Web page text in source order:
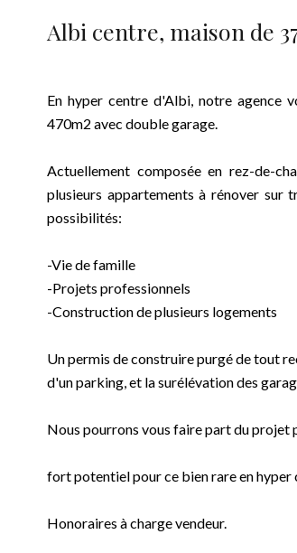
Albi centre, maison de
En hyper centre d'Albi, notre agence
470m2 avec double garage.
Actuellement composée en rez-de-
plusieurs appartements à rénover sur
possibilités:
-Vie de famille
-Projets professionnels
-Construction de plusieurs logements
Un permis de construire purgé de tout
d'un parking, et la surélévation des
Nous pourrons vous faire part du projet
fort potentiel pour ce bien rare en hyper
Honoraires à charge vendeur.